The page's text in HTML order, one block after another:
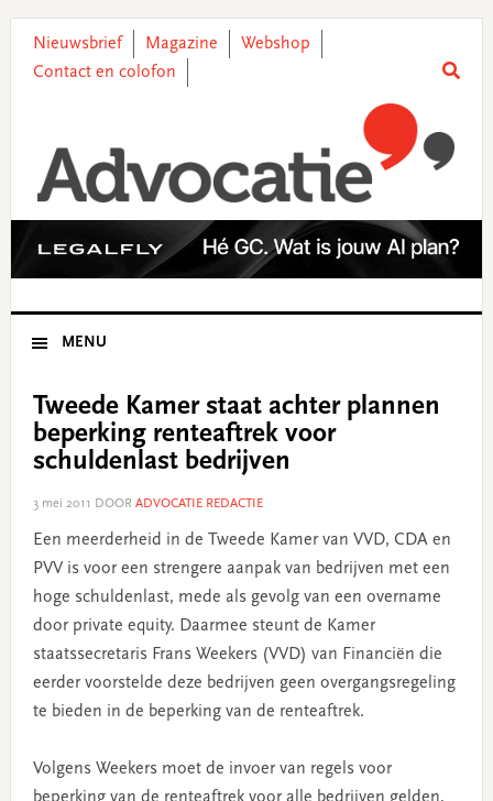
primary
main
primary
footer
Nieuwsbrief Magazine
Webshop
Contact en colofon
MENU
Tweede Kamer staat achter plannen
beperking renteaftrek voor
schuldenlast bedrijven
3 mei 2011 DOOR ADVOCATIE REDACTIE
Een meerderheid in de Tweede Kamer van VVD, CDA en
PVV is voor een strengere aanpak van bedrijven met een
hoge schuldenlast, mede als gevolg van een overname
door private equity. Daarmee steunt de Kamer
staatssecretaris Frans Weekers (VVD) van Financiën die
eerder voorstelde deze bedrijven geen overgangsregeling
te bieden in de beperking van de renteaftrek.
Volgens Weekers moet de invoer van regels voor